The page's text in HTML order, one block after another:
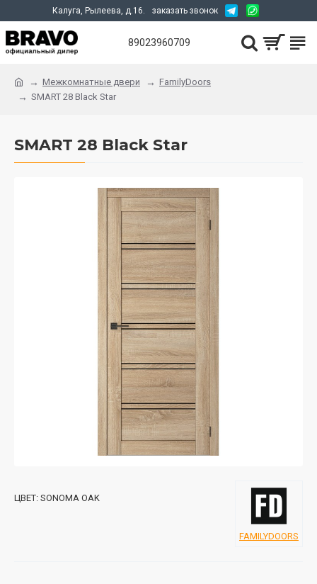
Калуга, Рылеева, д.16. заказать звонок
89023960709
Межкомнатные двери
FamilyDoors
SMART 28 Black Star
SMART 28 Black Star
ЦВЕТ: SONOMA OAK
FAMILYDOORS